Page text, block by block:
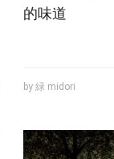
的味道
by 緑 midori